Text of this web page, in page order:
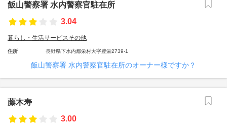
飯山警察署 水内警察官駐在所
3.04
暮らし・生活サービスその他
住所 長野県下水内郡栄村大字豊栄2739-1
飯山警察署 水内警察官駐在所のオーナー様ですか？
藤木寿
3.00